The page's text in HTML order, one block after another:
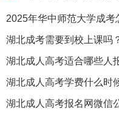
湖北成人高考适合哪些人
湖北成人高考学费什么时